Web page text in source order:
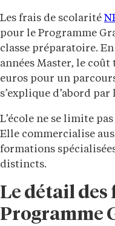
Les frais de scolarité
pour le Programme
classe préparatoire.
années Master, le
euros pour un
s’explique d’abord
L’école ne se limite
Elle commercialise
formations
distincts.
Le détail des
Programme